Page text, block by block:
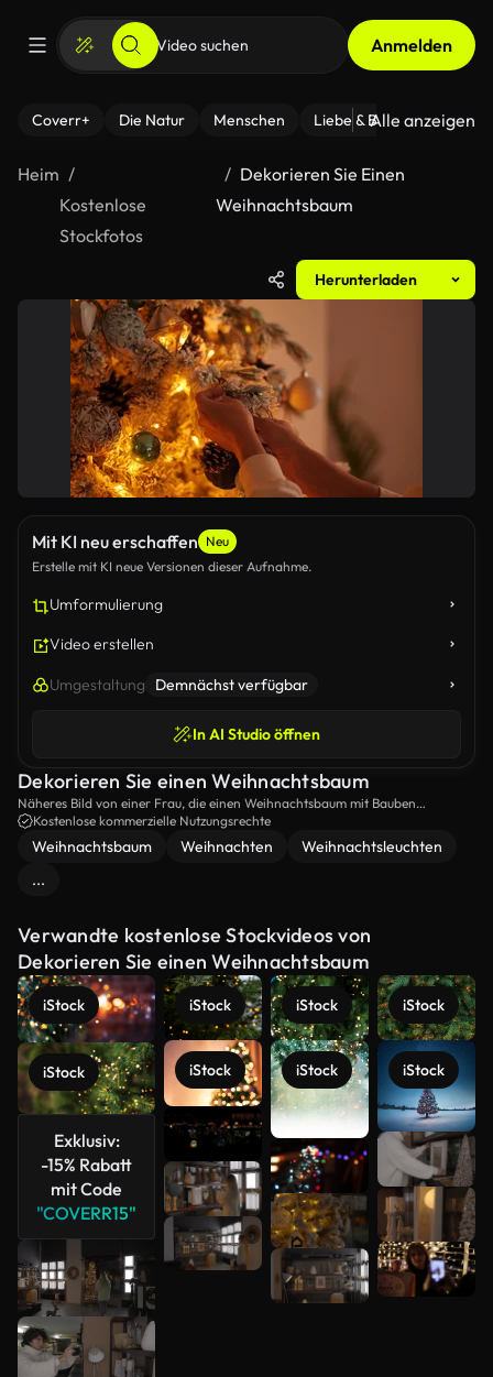
Anmelden
Coverr+ Die Natur Menschen Liebe & Beziehungen
Alle anzeigen
Heim
Kostenlose
Stockfotos
Dekorieren Sie Einen
Weihnachtsbaum
Herunterladen
Mit KI neu erschaffen Neu
Erstelle mit KI neue Versionen dieser Aufnahme.
Umformulierung
Video erstellen
Umgestaltung Demnächst verfügbar
In AI Studio öffnen
Dekorieren Sie einen Weihnachtsbaum
Näheres Bild von einer Frau, die einen Weihnachtsbaum mit Bauben
schmückt.
Kostenlose kommerzielle Nutzungsrechte
Weihnachtsbaum Weihnachten
Weihnachtsleuchten
...
Verwandte kostenlose Stockvideos von
Dekorieren Sie einen Weihnachtsbaum
iStock
iStock
Exklusiv:
-15% Rabatt
mit Code
"COVERR15"
iStock
iStock
iStock
iStock
iStock
iStock
Mehr
anzeigen